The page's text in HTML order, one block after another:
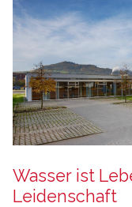
Wasser ist
Leidenschaft